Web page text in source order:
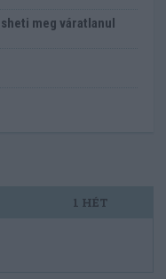
meg váratlanul
1 HÉT